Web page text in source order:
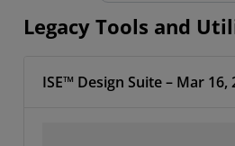
Legacy Tools and
ISE™ Design Suite – Mar 16,